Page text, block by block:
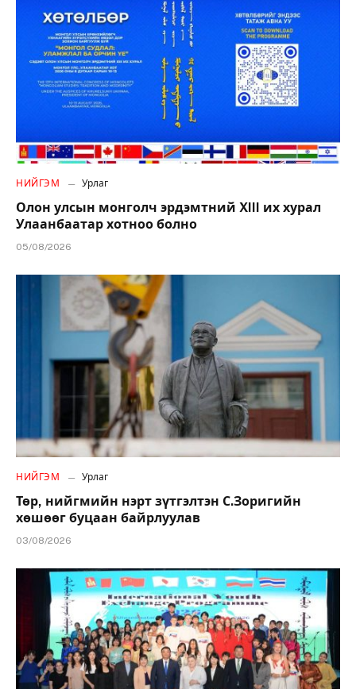
НИЙГЭМ Урлаг
Олон улсын монголч эрдэмтний XIII их хурал
Улаанбаатар хотноо болно
05/08/2026
НИЙГЭМ Урлаг
Төр, нийгмийн нэрт зүтгэлтэн С.Зоригийн
хөшөөг буцаан байрлуулав
03/08/2026